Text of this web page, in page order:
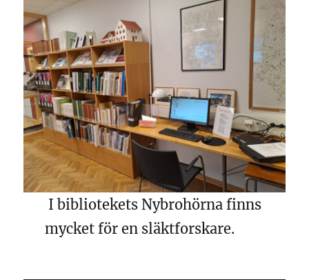
I bibliotekets Nybrohörna finns
mycket för en släktforskare.